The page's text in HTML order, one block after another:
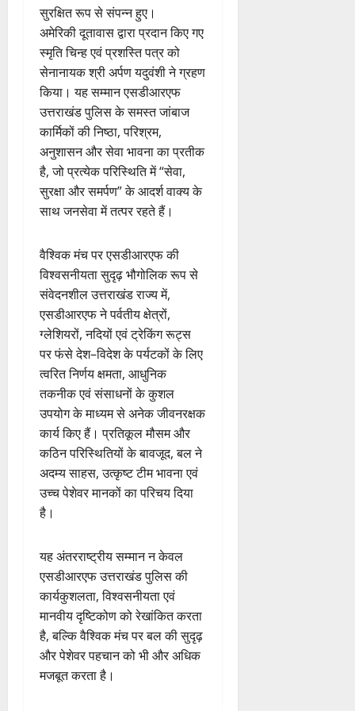
सुरक्षित रूप से संपन्न हुए।
अमेरिकी दूतावास द्वारा प्रदान किए गए
स्मृति चिन्ह एवं प्रशस्ति पत्र को
सेनानायक श्री अर्पण यदुवंशी ने ग्रहण
किया। यह सम्मान एसडीआरएफ
उत्तराखंड पुलिस के समस्त जांबाज
कार्मिकों की निष्ठा, परिश्रम,
अनुशासन और सेवा भावना का प्रतीक
है, जो प्रत्येक परिस्थिति में “सेवा,
सुरक्षा और समर्पण” के आदर्श वाक्य के
साथ जनसेवा में तत्पर रहते हैं।
वैश्विक मंच पर एसडीआरएफ की
विश्वसनीयता सुदृढ़ भौगोलिक रूप से
संवेदनशील उत्तराखंड राज्य में,
एसडीआरएफ ने पर्वतीय क्षेत्रों,
ग्लेशियरों, नदियों एवं ट्रेकिंग रूट्स
पर फंसे देश–विदेश के पर्यटकों के लिए
त्वरित निर्णय क्षमता, आधुनिक
तकनीक एवं संसाधनों के कुशल
उपयोग के माध्यम से अनेक जीवनरक्षक
कार्य किए हैं। प्रतिकूल मौसम और
कठिन परिस्थितियों के बावजूद, बल ने
अदम्य साहस, उत्कृष्ट टीम भावना एवं
उच्च पेशेवर मानकों का परिचय दिया
है।
यह अंतरराष्ट्रीय सम्मान न केवल
एसडीआरएफ उत्तराखंड पुलिस की
कार्यकुशलता, विश्वसनीयता एवं
मानवीय दृष्टिकोण को रेखांकित करता
है, बल्कि वैश्विक मंच पर बल की सुदृढ़
और पेशेवर पहचान को भी और अधिक
मजबूत करता है।